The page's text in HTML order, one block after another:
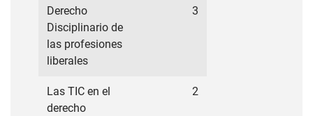
Derecho
Disciplinario de
las profesiones
liberales
3
Las TIC en el
derecho
2